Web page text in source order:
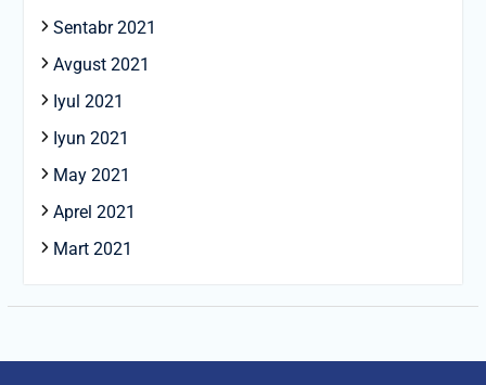
Sentabr 2021
Avgust 2021
Iyul 2021
Iyun 2021
May 2021
Aprel 2021
Mart 2021